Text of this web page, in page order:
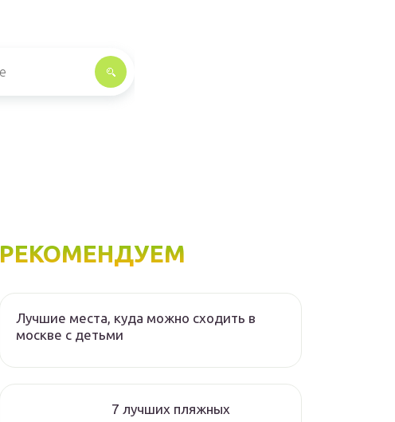
РЕКОМЕНДУЕМ
Лучшие места, куда можно сходить в
москве с детьми
7 лучших пляжных